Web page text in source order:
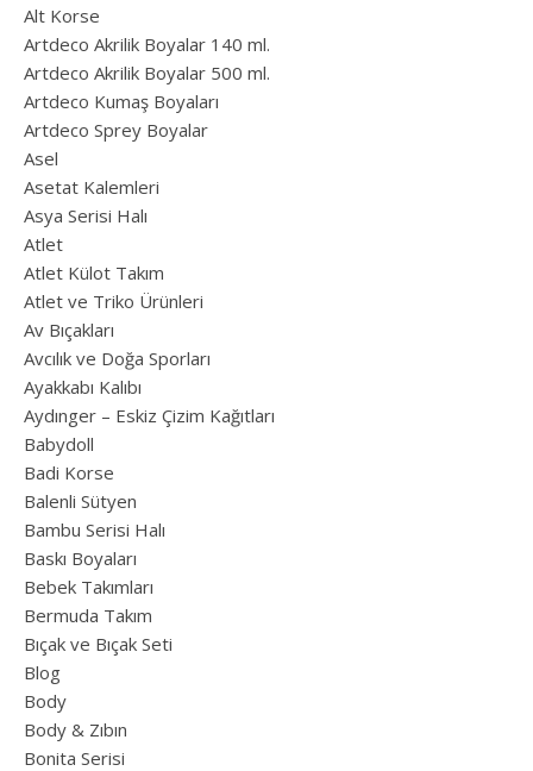
Alt Korse
Artdeco Akrilik Boyalar 140 ml.
Artdeco Akrilik Boyalar 500 ml.
Artdeco Kumaş Boyaları
Artdeco Sprey Boyalar
Asel
Asetat Kalemleri
Asya Serisi Halı
Atlet
Atlet Külot Takım
Atlet ve Triko Ürünleri
Av Bıçakları
Avcılık ve Doğa Sporları
Ayakkabı Kalıbı
Aydınger – Eskiz Çizim Kağıtları
Babydoll
Badi Korse
Balenli Sütyen
Bambu Serisi Halı
Baskı Boyaları
Bebek Takımları
Bermuda Takım
Bıçak ve Bıçak Seti
Blog
Body
Body & Zıbın
Bonita Serisi